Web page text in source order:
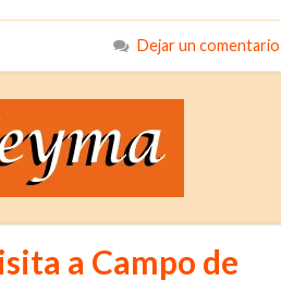
Dejar un comentario
a Campo de